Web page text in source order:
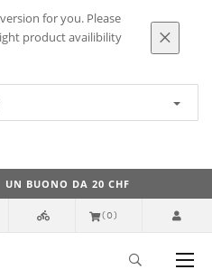
for you. Please
product availibility
UN BUONO DA 20 CHF
(0)